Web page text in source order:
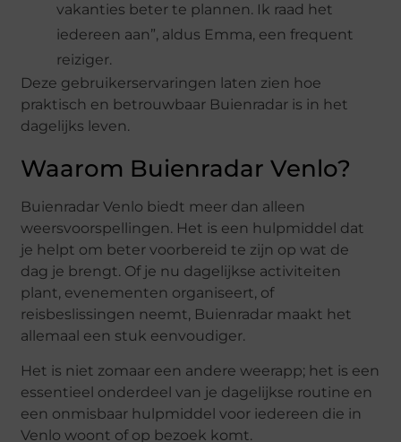
vakanties beter te plannen. Ik raad het
iedereen aan”, aldus Emma, een frequent
reiziger.
Deze gebruikerservaringen laten zien hoe
praktisch en betrouwbaar Buienradar is in het
dagelijks leven.
Waarom Buienradar Venlo?
Buienradar Venlo biedt meer dan alleen
weersvoorspellingen. Het is een hulpmiddel dat
je helpt om beter voorbereid te zijn op wat de
dag je brengt. Of je nu dagelijkse activiteiten
plant, evenementen organiseert, of
reisbeslissingen neemt, Buienradar maakt het
allemaal een stuk eenvoudiger.
Het is niet zomaar een andere weerapp; het is een
essentieel onderdeel van je dagelijkse routine en
een onmisbaar hulpmiddel voor iedereen die in
Venlo woont of op bezoek komt.